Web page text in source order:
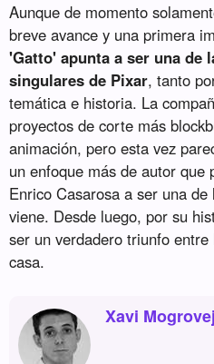
Aunque de momento
breve avance y una primera
'Gatto' apunta a ser una de
singulares de Pixar, tanto
temática e historia. La
proyectos de corte más
animación, pero esta vez
un enfoque más de autor que
Enrico Casarosa a ser una
viene. Desde luego, por su
ser un verdadero triunfo
casa.
Xavi